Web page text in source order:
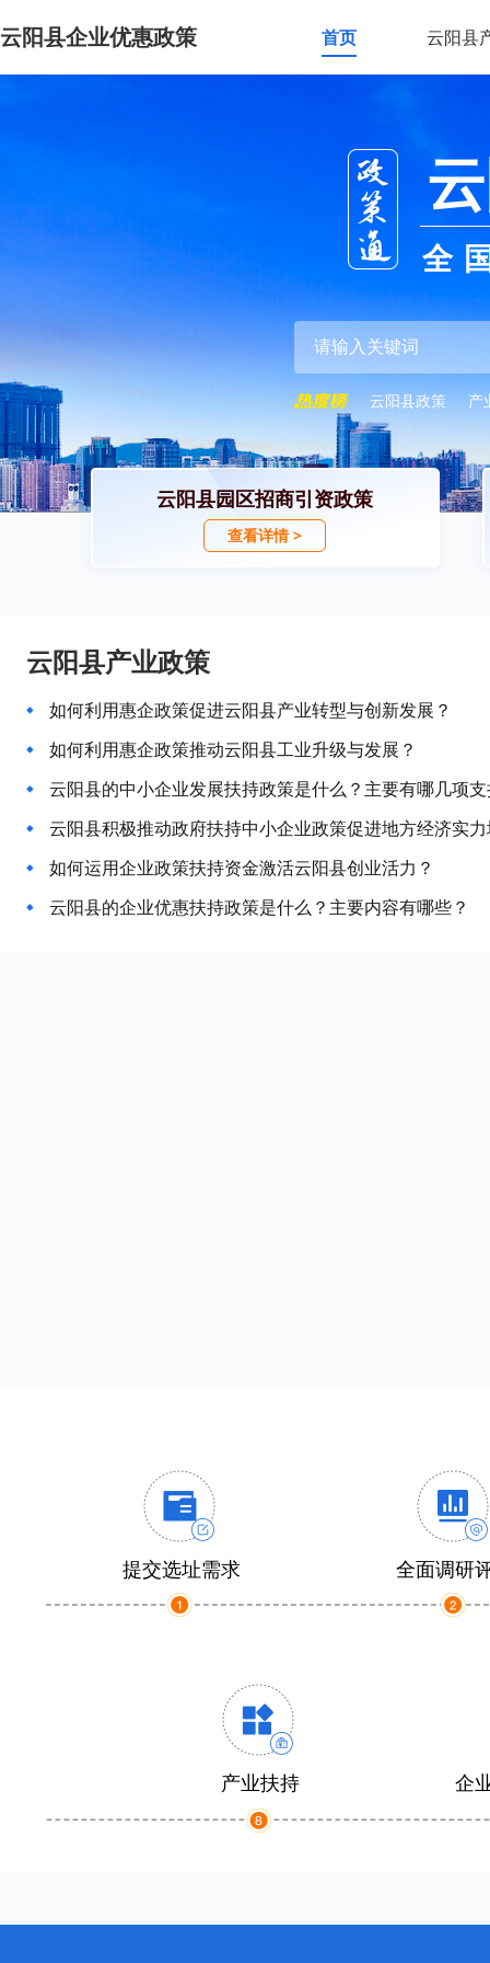
云阳县企业优惠政策 首页 云阳县
全
云阳县政策 产
云阳县园区招商引资政策
查看详情 >
云阳县产业政策
如何利用惠企政策促进云阳县产业转型与创新发展？
如何利用惠企政策推动云阳县工业升级与发展？
云阳县的中小企业发展扶持政策是什么？主要有哪几项
云阳县积极推动政府扶持中小企业政策促进地方经济实
如何运用企业政策扶持资金激活云阳县创业活力？
云阳县的企业优惠扶持政策是什么？主要内容有哪些？
提交选址需求 全面调研
产业扶持 企